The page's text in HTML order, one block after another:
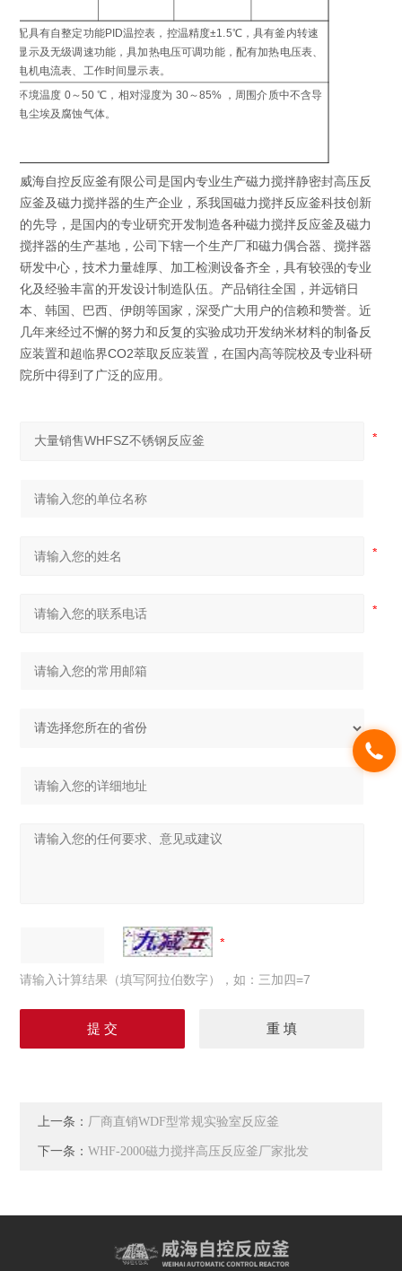
配具有自整定功能PID温控表，控温精度±1.5℃，具有釜内转速
显示及无级调速功能，具加热电压可调功能，配有加热电压表、
电机电流表、工作时间显示表。
环境温度 0～50 ℃，相对湿度为 30～85% ，周围介质中不含导
电尘埃及腐蚀气体。
威海自控反应釜有限公司是国内专业生产磁力搅拌静密封高压反
应釜及磁力搅拌器的生产企业，系我国磁力搅拌反应釜科技创新
的先导，是国内的专业研究开发制造各种磁力搅拌反应釜及磁力
搅拌器的生产基地，公司下辖一个生产厂和磁力偶合器、搅拌器
研发中心，技术力量雄厚、加工检测设备齐全，具有较强的专业
化及经验丰富的开发设计制造队伍。产品销往全国，并远销日
本、韩国、巴西、伊朗等国家，深受广大用户的信赖和赞誉。近
几年来经过不懈的努力和反复的实验成功开发纳米材料的制备反
应装置和超临界CO2萃取反应装置，在国内高等院校及专业科研
院所中得到了广泛的应用。
请输入计算结果（填写阿拉伯数字），如：三加四=7
上一条： 厂商直销WDF型常规实验室反应釜
下一条：WHF-2000磁力搅拌高压反应釜厂家批发